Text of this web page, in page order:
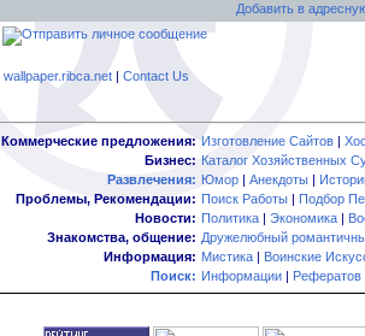
Добавить в
wallpaper.ribca.net| Contact Us
Коммерческие предложения: Изготовление Сайтов |
Бизнес: Каталог Хозяйственных
Развлечения: Юмор | Анекдоты |
Проблемы, Рекомендации: Поиск Работы | Подбор
Новости: Политика | Экономика |
Знакомства, общение: Дружелюбный
Информация: Мистика | Воинские
Поиск: Информации | Рефератов